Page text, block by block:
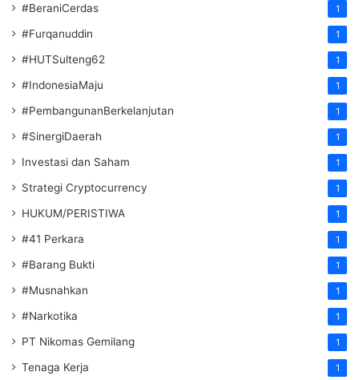
#BeraniCerdas 1
#Furqanuddin 1
#HUTSulteng62 1
#IndonesiaMaju 1
#PembangunanBerkelanjutan 1
#SinergiDaerah 1
Investasi dan Saham 1
Strategi Cryptocurrency 1
HUKUM/PERISTIWA 1
#41 Perkara 1
#Barang Bukti 1
#Musnahkan 1
#Narkotika 1
PT Nikomas Gemilang 1
Tenaga Kerja 1